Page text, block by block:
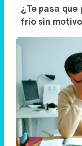
¿Te pasa
frío sin